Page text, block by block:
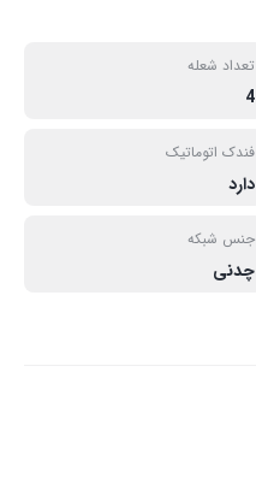
تعداد شعله
4
فندک اتوماتیک
دارد
جنس شبکه
چدنی